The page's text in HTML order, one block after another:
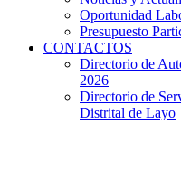
Oportunidad
Presupuesto
CONTACTOS
Directorio de
2026
Directorio de
Distrital de Layo